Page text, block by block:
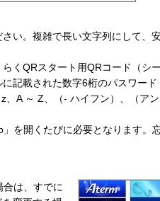
い。複雑で長い文字列にして、
くQRスタート用QRコード（シ
記載された数字6桁のパスワード
A ～ Z、（- ハイフン）、（ア
を開くたびに必要となります。
は、すでに